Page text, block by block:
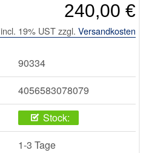
240,00 €
incl. 19% UST zzgl. Versandkosten
90334
4056583078079
Stock:
1-3 Tage